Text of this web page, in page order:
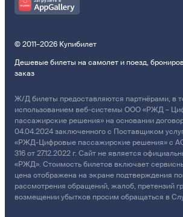
© 2011–2026 Купибилет
Дешевые билеты на самолет и поезд,
заказ
Ж/Д билеты предоставляются партнёрами, в
использованием веб-системы ООО «РЖД –
пассажирские решения» на основании
04.04.2024 заключенного с Поставщиком
«РЖД-Цифровые пассажирские решения» с
316 от 27.12.2022 г. Сайт не является
«РЖД». Стоимость билетов включает
цена отображена на экране подтверждения
рассмотрения обращений, жалоб, претензий
возмещении убытков просим обращаться в